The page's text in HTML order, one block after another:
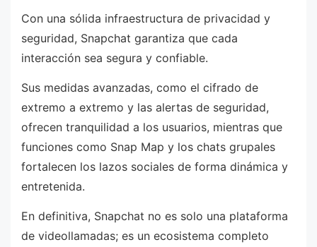
Con una sólida infraestructura de privacidad y
seguridad, Snapchat garantiza que cada
interacción sea segura y confiable.
Sus medidas avanzadas, como el cifrado de
extremo a extremo y las alertas de seguridad,
ofrecen tranquilidad a los usuarios, mientras que
funciones como Snap Map y los chats grupales
fortalecen los lazos sociales de forma dinámica y
entretenida.
En definitiva, Snapchat no es solo una plataforma
de videollamadas; es un ecosistema completo